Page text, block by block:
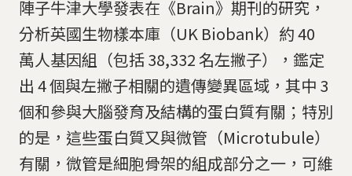
陣子牛津大學發表在《Brain》期刊的研究，
分析英國生物樣本庫（UK Biobank）約 40
萬人基因組（包括 38,332 名左撇子），鑑定
出 4 個與左撇子相關的遺傳變異區域，其中 3
個和參與大腦發育及結構的蛋白質有關；特別
的是，這些蛋白質又與微管（Microtubule）
有關，微管是細胞骨架的組成部分之一，可維